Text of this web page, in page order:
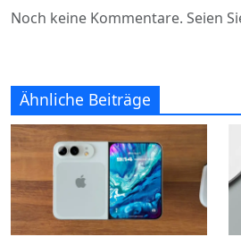
Noch keine Kommentare. Seien
Ähnliche Beiträge